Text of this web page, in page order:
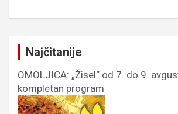
Najčitanije
OMOLJICA: „Žisel“ od 7. do 9.
kompletan program